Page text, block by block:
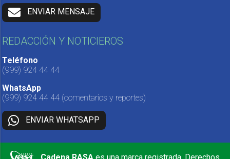
ENVIAR MENSAJE
REDACCIÓN Y NOTICIEROS
Teléfono
(999) 924 44 44
WhatsApp
(999) 924 44 44 (comentarios y reportes)
ENVIAR WHATSAPP